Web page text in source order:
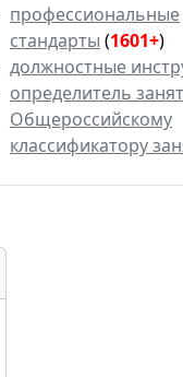
профессиональные
стандарты (1601+)
должностные
определитель
Общероссийскому
классификатору